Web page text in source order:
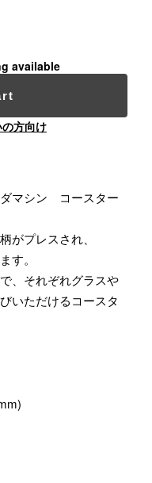
available
方向け
マシン コースター
がプレスされ、
す。
、それぞれグラスや
いただけるコースタ